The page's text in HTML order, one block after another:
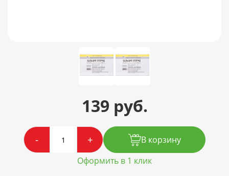
139 руб.
- +
В корзину
Оформить в 1 клик